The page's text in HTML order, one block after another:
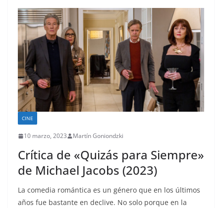
CINE
10 marzo, 2023 Martín Goniondzki
Crítica de «Quizás para Siempre»
de Michael Jacobs (2023)
La comedia romántica es un género que en los últimos
años fue bastante en declive. No solo porque en la